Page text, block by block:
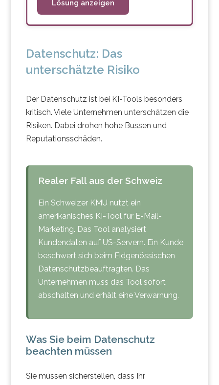
Lösung anzeigen
Datenschutz: Das
unterschätzte Risiko
Der Datenschutz ist bei KI-Tools besonders
kritisch. Viele Unternehmen unterschätzen die
Risiken. Dabei drohen hohe Bussen und
Reputationsschäden.
Realer Fall aus der Schweiz
Ein Schweizer KMU nutzt ein
amerikanisches KI-Tool für E-Mail-
Marketing. Das Tool analysiert
Kundendaten auf US-Servern. Ein Kunde
beschwert sich beim Eidgenössischen
Datenschutzbeauftragten. Das
Unternehmen muss das Tool sofort
abschalten und erhält eine Verwarnung.
Was Sie beim Datenschutz
beachten müssen
Sie müssen sicherstellen, dass Ihr